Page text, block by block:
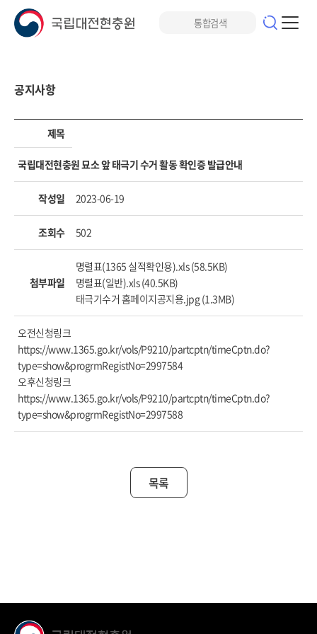
공지사항
제목
국립대전현충원 묘소 앞 태극기 수거 활동 확인증 발급안내
작성일 2023-06-19
조회수 502
첨부파일
명렬표(1365 실적확인용).xls (58.5KB)
명렬표(일반).xls (40.5KB)
태극기수거 홈페이지공지용.jpg (1.3MB)
오전신청링크
https://www.1365.go.kr/vols/P9210/partcptn/timeCptn.do?
type=show&progrmRegistNo=2997584
오후신청링크
https://www.1365.go.kr/vols/P9210/partcptn/timeCptn.do?
type=show&progrmRegistNo=2997588
목록